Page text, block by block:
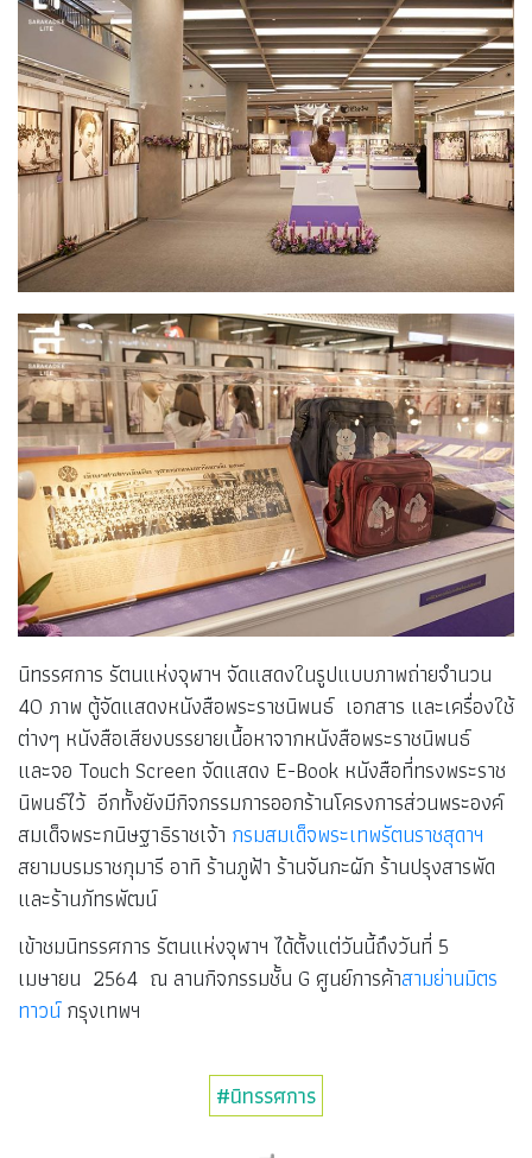
นิทรรศการ รัตนแห่งจุฬาฯ จัดแสดงในรูปแบบภาพถ่ายจำนวน
40 ภาพ ตู้จัดแสดงหนังสือพระราชนิพนธ์ เอกสาร และเครื่องใช้
ต่างๆ หนังสือเสียงบรรยายเนื้อหาจากหนังสือพระราชนิพนธ์
และจอ Touch Screen จัดแสดง E-Book หนังสือที่ทรงพระราช
นิพนธ์ไว้ อีกทั้งยังมีกิจกรรมการออกร้านโครงการส่วนพระองค์
สมเด็จพระกนิษฐาธิราชเจ้า กรมสมเด็จพระเทพรัตนราชสุดาฯ
สยามบรมราชกุมารี อาทิ ร้านภูฟ้า ร้านจันกะผัก ร้านปรุงสารพัด
และร้านภัทรพัฒน์
เข้าชมนิทรรศการ รัตนแห่งจุฬาฯ ได้ตั้งแต่วันนี้ถึงวันที่ 5
เมษายน 2564 ณ ลานกิจกรรมชั้น G ศูนย์การค้าสามย่านมิตร
ทาวน์กรุงเทพฯ
#นิทรรศการ